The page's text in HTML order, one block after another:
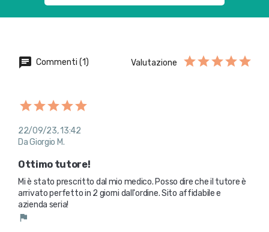
Commenti (1) Valutazione
22/09/23, 13:42
Da Giorgio M.
Ottimo tutore!
Mi è stato prescritto dal mio medico. Posso dire che il tutore è
arrivato perfetto in 2 giorni dall'ordine. Sito affidabile e
azienda seria!